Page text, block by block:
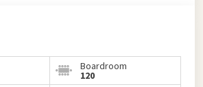
Boardroom
120